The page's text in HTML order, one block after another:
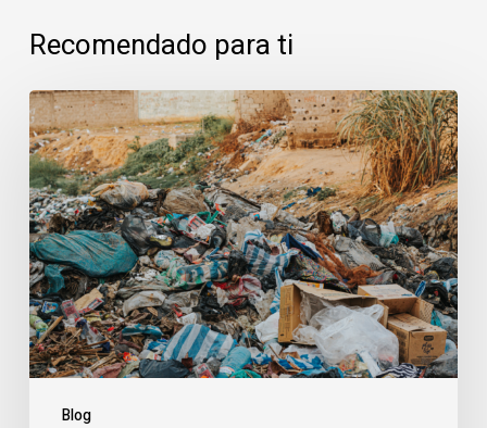
Recomendado para ti
Blog
Pozuelo:
una
ciudad
limpia
necesita
una
gestión
invisible